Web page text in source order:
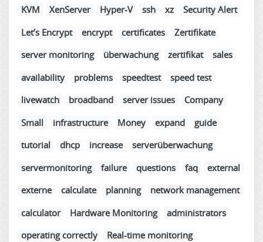
KVM
XenServer Hyper-V ssh xz
Security Alert
Let’s Encrypt
encrypt certificates
Zertifikate
server monitoring
überwachung zertifikat
sales
availability
problems speedtest
speed test
livewatch
broadband server issues
Company
Small
infrastructure Money expand
guide
tutorial
dhcp increase
serverüberwachung
servermonitoring
failure questions faq
external
externe
calculate planning
network management
calculator
Hardware Monitoring
administrators
operating correctly
Real-time monitoring